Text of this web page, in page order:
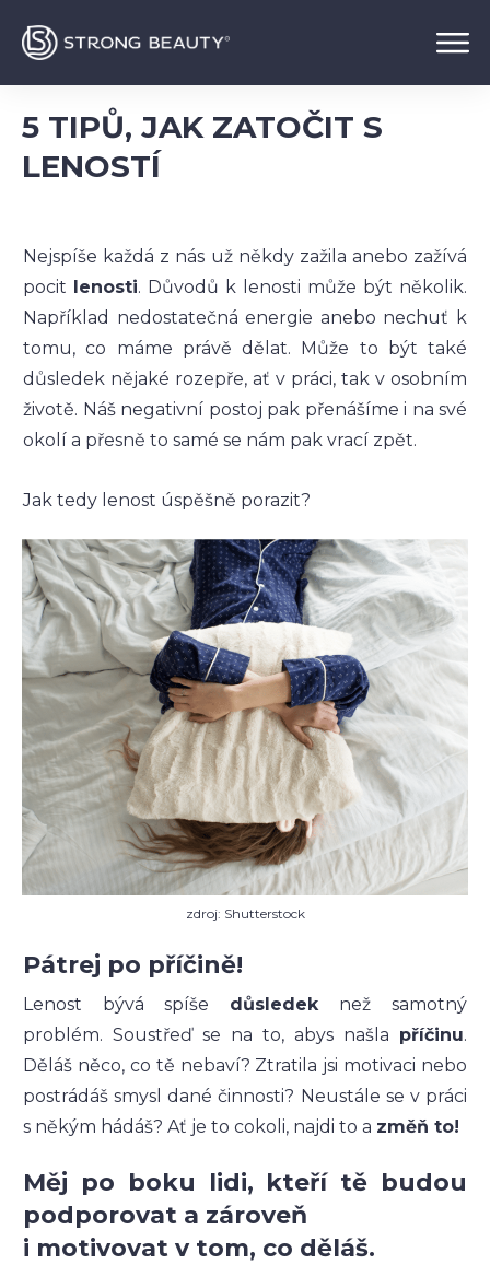
5 TIPŮ, JAK ZATOČIT S
LENOSTÍ
Nejspíše každá z nás už někdy zažila anebo zažívá
pocit lenosti. Důvodů k lenosti může být několik.
Například nedostatečná energie anebo nechuť k
tomu, co máme právě dělat. Může to být také
důsledek nějaké rozepře, ať v práci, tak v osobním
životě. Náš negativní postoj pak přenášíme i na své
okolí a přesně to samé se nám pak vrací zpět.
Jak tedy lenost úspěšně porazit?
zdroj: Shutterstock
Pátrej po příčině!
Lenost bývá spíše důsledek než samotný
problém. Soustřeď se na to, abys našla příčinu.
Děláš něco, co tě nebaví? Ztratila jsi motivaci nebo
postrádáš smysl dané činnosti? Neustále se v práci
s někým hádáš? Ať je to cokoli, najdi to a změň to!
Měj po boku lidi, kteří tě budou
podporovat a zároveň
i motivovat v tom, co děláš.